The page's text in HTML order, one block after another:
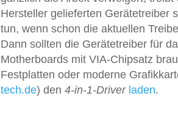
Hersteller gelieferten Gerätetreiber
tun, wenn schon die aktuellen
Dann sollten die Gerätetreiber für
Motherboards mit VIA-Chipsatz
Festplatten oder moderne
tech.de) den 4-in-1-Driver laden.